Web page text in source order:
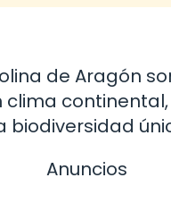
de Aragón
biodiversidad
Anuncios